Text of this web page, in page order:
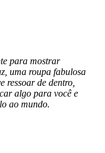
para mostrar
uma roupa fabulosa
ressoar de dentro,
algo para você e
ao mundo.